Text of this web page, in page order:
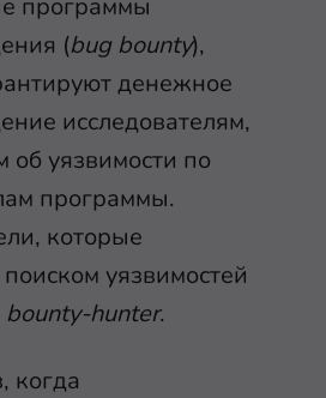
программы
(bug bounty),
денежное
исследователям,
уязвимости по
программы.
которые
уязвимостей
bounty-hunter.
когда